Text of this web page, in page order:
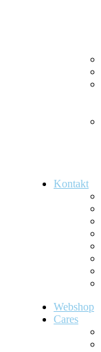
Kontakt
Webshop
Cares